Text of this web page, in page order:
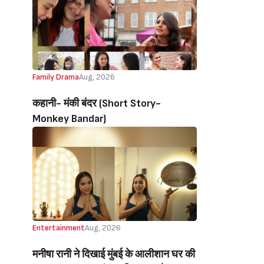
Inside Reality Show Alliance For
Brother Sohail Khan Emotional)
Family DramaAug, 2026
कहानी- मंकी बंदर‌ (Short Story-
Monkey Bandar)
EntertainmentAug, 2026
मनीषा रानी ने दिखाई मुंबई के आलीशान घर की